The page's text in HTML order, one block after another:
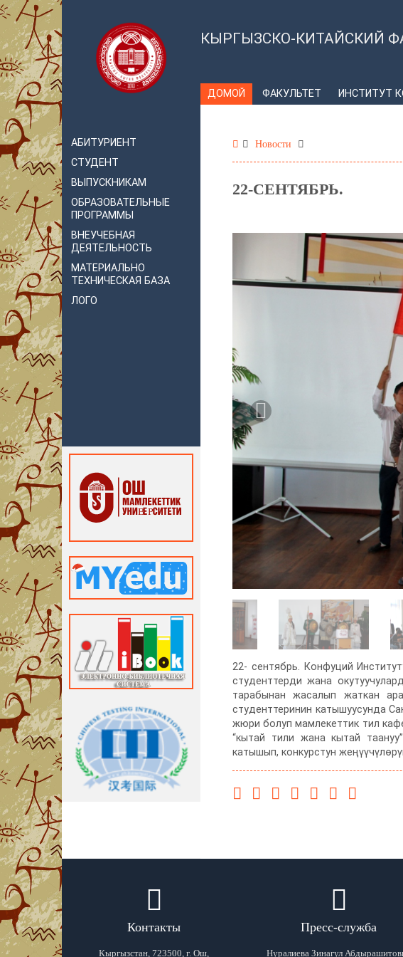
КЫРГЫЗСКО-КИТАЙСКИЙ
ДОМОЙ ФАКУЛЬТЕТ ИНСТИТУТ
АБИТУРИЕНТ
СТУДЕНТ
ВЫПУСКНИКАМ
ОБРАЗОВАТЕЛЬНЫЕ
ПРОГРАММЫ
ВНЕУЧЕБНАЯ
ДЕЯТЕЛЬНОСТЬ
МАТЕРИАЛЬНО
ТЕХНИЧЕСКАЯ БАЗА
ЛОГО
Новости
22-СЕНТЯБРЬ.
22- сентябрь. Конфуций
студенттерди жана
тарабынан жасалып жаткан
студенттеринин катышуусунда
жюри болуп мамлекеттик тил
“кытай тили жана кытай
катышып, конкурстун
Контакты
Кыргызстан, 723500, г. Ош,
Пресс-служба
Нуралиева Зинагул